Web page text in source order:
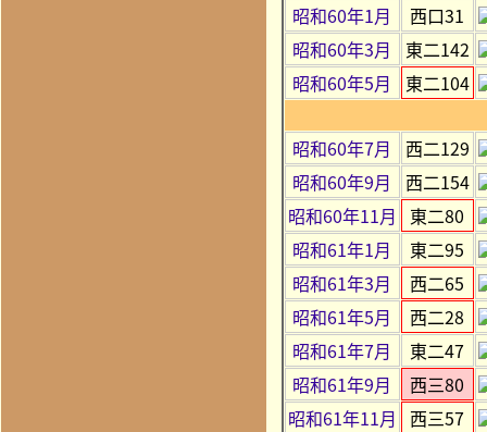
昭和60年1月
西口31
昭和60年3月
東二142
昭和60年5月
東二104
昭和60年7月
西二129
昭和60年9月
西二154
昭和60年11月
東二80
昭和61年1月
東二95
昭和61年3月
西二65
昭和61年5月
西二28
昭和61年7月
東二47
昭和61年9月
西三80
昭和61年11月
西三57